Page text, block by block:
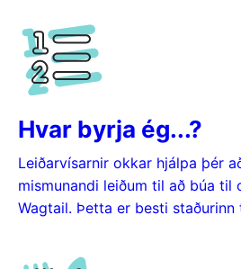
Hvar byrja ég...?
Leiðarvísarnir okkar hjálpa þér
mismunandi leiðum til að búa til
Wagtail. Þetta er besti staðurinn